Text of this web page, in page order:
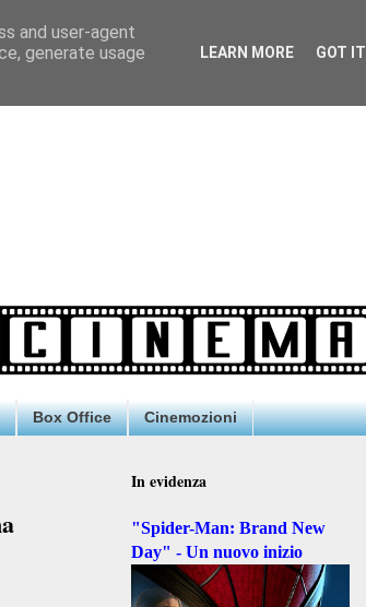
Box Office Cinemozioni
In evidenza
"Spider-Man: Brand New
Day" - Un nuovo inizio
and user-agent
generate usage
LEARN MORE GOT IT